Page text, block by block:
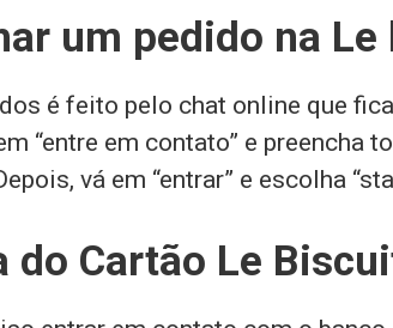
um pedido na
é feito pelo chat online que
“entre em contato” e preencha
vá em “entrar” e escolha
do Cartão Le